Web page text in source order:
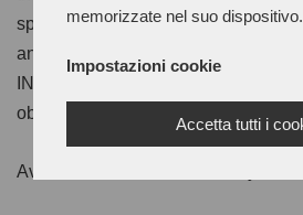
memorizzate nel suo dispositivo.
Impostazioni cookie
Accetta tutti i
speed lower than 1,000 rpm). With
and full-bodied film is obtained. It is
INVECCHIATO directly on the
obtaining, in this case, a slightly
Available in various colourways.